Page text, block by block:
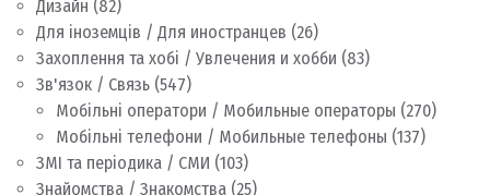
Дизайн (82)
Для іноземців / Для иностранцев (26)
Захоплення та хобі / Увлечения и хобби (83)
Зв'язок / Связь (547)
Мобільні оператори / Мобильные операторы (270)
Мобільні телефони / Мобильные телефоны (137)
ЗМІ та періодика / СМИ (103)
Знайомства / Знакомства (25)